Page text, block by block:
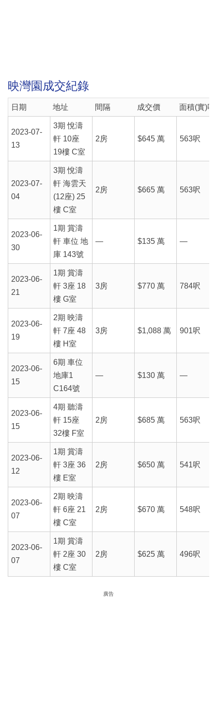
映灣園成交紀錄
日期 地址 間隔 成交價 面積(實)呎
2023-07-
13
3期 悅濤
軒 10座
19樓 C室
2房 $645 萬 563呎
2023-07-
04
3期 悅濤
軒 海雲天
(12座) 25
樓 C室
2房 $665 萬 563呎
2023-06-
30
1期 賞濤
軒 車位 地
庫 143號
— $135 萬 —
2023-06-
21
1期 賞濤
軒 3座 18
樓 G室
3房 $770 萬 784呎
2023-06-
19
2期 映濤
軒 7座 48
樓 H室
3房 $1,088 萬 901呎
2023-06-
15
6期 車位
地庫1
C164號
— $130 萬 —
2023-06-
15
4期 聽濤
軒 15座
32樓 F室
2房 $685 萬 563呎
2023-06-
12
1期 賞濤
軒 3座 36
樓 E室
2房 $650 萬 541呎
2023-06-
07
2期 映濤
軒 6座 21
樓 C室
2房 $670 萬 548呎
2023-06-
07
1期 賞濤
軒 2座 30
樓 C室
2房 $625 萬 496呎
廣告